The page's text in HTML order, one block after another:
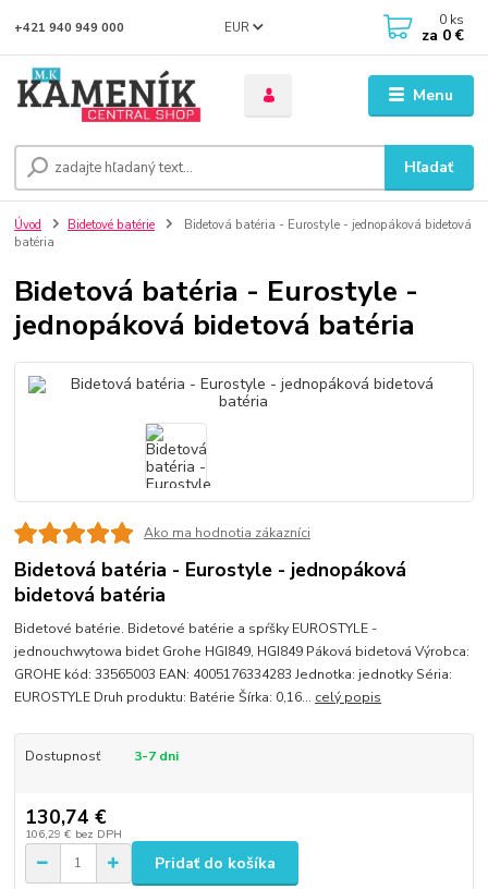
Menu
EUR
Hľadať
+421 940 949 000 0 ks
za 0 €
Úvod Bidetové batérie
Bidetová batéria - Eurostyle - jednopáková bidetová
batéria
Bidetová batéria - Eurostyle -
jednopáková bidetová batéria
Ako ma hodnotia zákazníci
Bidetová batéria - Eurostyle - jednopáková
bidetová batéria
Bidetové batérie. Bidetové batérie a spŕšky EUROSTYLE -
jednouchwytowa bidet Grohe HGI849, HGI849 Páková bidetová Výrobca:
GROHE kód: 33565003 EAN: 4005176334283 Jednotka: jednotky Séria:
EUROSTYLE Druh produktu: Batérie Šírka: 0,16... celý popis
Dostupnosť 3-7 dni
130,74 €
106,29 € bez DPH
Pridať do košíka